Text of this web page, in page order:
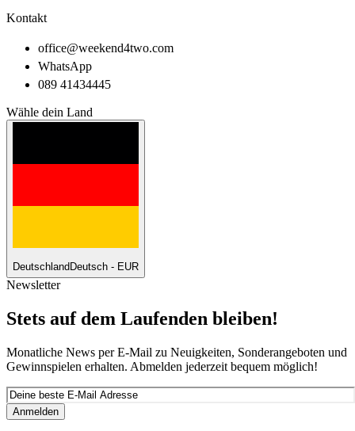
Kontakt
office@weekend4two.com
WhatsApp
089 41434445
Wähle dein Land
Deutschland Deutsch - EUR
Newsletter
Stets auf dem Laufenden bleiben!
Monatliche News per E-Mail zu Neuigkeiten, Sonderangeboten und
Gewinnspielen erhalten. Abmelden jederzeit bequem möglich!
Anmelden